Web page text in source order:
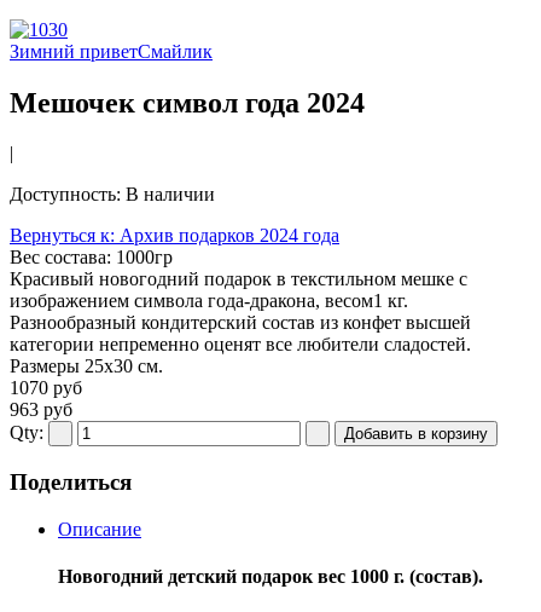
Зимний приветСмайлик
Мешочек символ года 2024
|
Доступность: В наличии
Вернуться к: Архив подарков 2024 года
Вес состава: 1000гр
Красивый новогодний подарок в текстильном мешке с
изображением символа года-дракона, весом1 кг.
Разнообразный кондитерский состав из конфет высшей
категории непременно оценят все любители сладостей.
Размеры 25х30 см.
1070 руб
963 руб
Qty:
Поделиться
Описание
Новогодний детский подарок вес 1000 г. (состав).